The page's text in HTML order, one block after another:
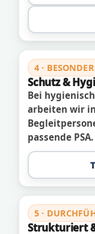
4 ·
Schutz &
Bei
arbeiten wir
passende PSA.
5 ·
Strukturiert